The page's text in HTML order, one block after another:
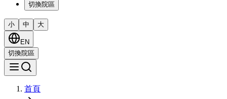
切換院區
小 中 大
EN
切換院區
首頁